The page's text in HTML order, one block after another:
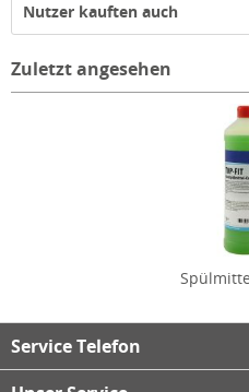
Nutzer kauften auch
Zuletzt angesehen
Service Telefon